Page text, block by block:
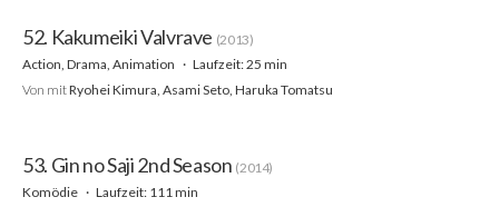
52. Kakumeiki Valvrave (2013)
Action, Drama, Animation
Laufzeit: 25 min
Von mitRyohei Kimura, Asami Seto, Haruka Tomatsu
53. Gin no Saji 2nd Season (2014)
Komödie
Laufzeit: 111 min